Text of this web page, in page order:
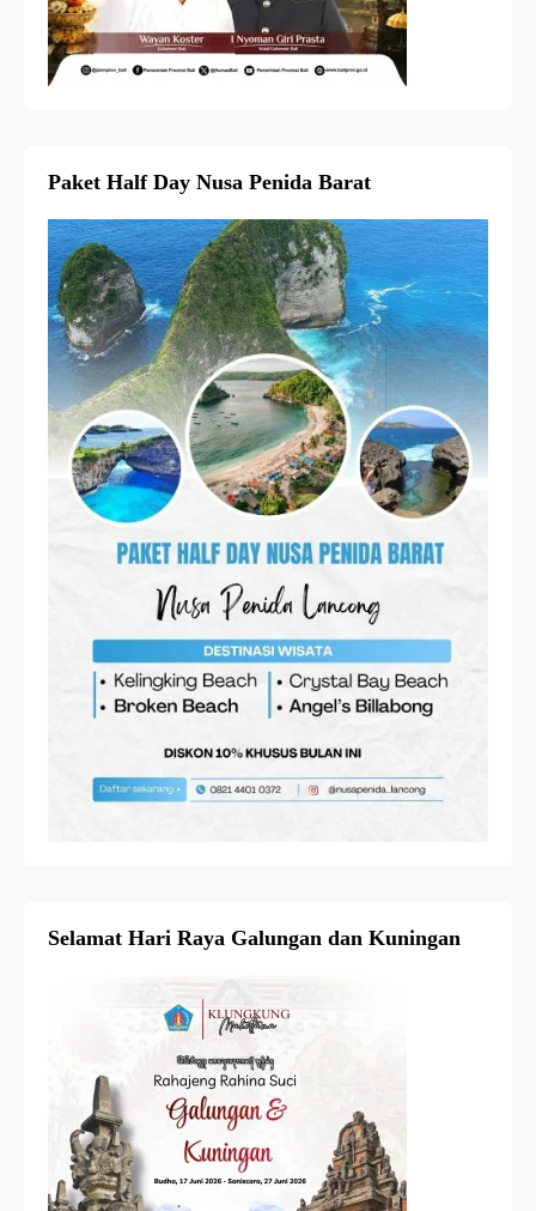
Paket Half Day Nusa Penida Barat
Selamat Hari Raya Galungan dan Kuningan